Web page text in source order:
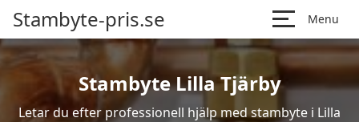
Stambyte-pris.se Menu
Stambyte Lilla Tjärby
Letar du efter professionell hjälp med stambyte i Lilla